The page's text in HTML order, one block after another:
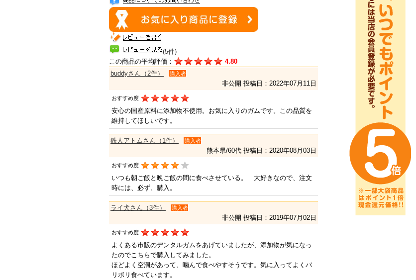
(5件)
この商品の平均評価：
4.80
buddyさん（2件）
購入者
非公開 投稿日：2022年07月11日
おすすめ度
安心の国産原料に添加物不使用。お気に入りのガムです。この品質を
維持してほしいです。
鉄人アトムさん（1件） 購入者
熊本県/60代 投稿日：2020年08月03日
おすすめ度
いつも朝ご飯と晩ご飯の間に食べさせている。 大好きなので、注文
時には、必ず、購入。
ライ犬さん（3件） 購入者
非公開 投稿日：2019年07月02日
おすすめ度
よくある市販のデンタルガムをあげていましたが、添加物が気になっ
たのでこちらで購入してみました。
ほどよく空洞があって、噛んで食べやすそうです。気に入ってよくバ
リボリ食べています。